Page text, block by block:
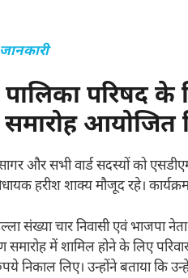
परिषद के
आयोजित
सागर और सभी वार्ड सदस्यों को
हरीश शाक्य मौजूद रहे।
संख्या चार निवासी एवं भाजपा नेता
में शामिल होने के लिए
निकाल लिए। उन्होंने बताया कि